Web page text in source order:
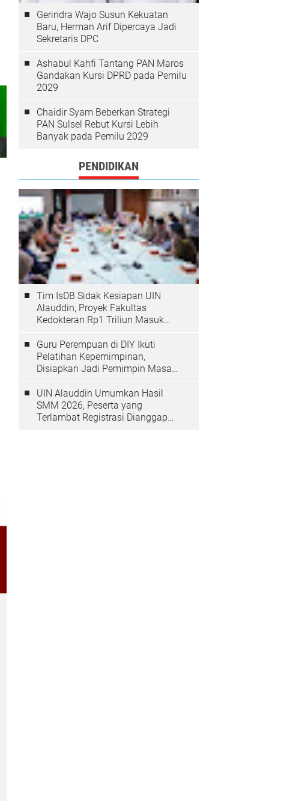
Gerindra Wajo Susun Kekuatan
Baru, Herman Arif Dipercaya Jadi
Sekretaris DPC
Ashabul Kahfi Tantang PAN Maros
Gandakan Kursi DPRD pada Pemilu
2029
Chaidir Syam Beberkan Strategi
PAN Sulsel Rebut Kursi Lebih
Banyak pada Pemilu 2029
PENDIDIKAN
Tim IsDB Sidak Kesiapan UIN
Alauddin, Proyek Fakultas
Kedokteran Rp1 Triliun Masuk
Guru Perempuan di DIY Ikuti
Pelatihan Kepemimpinan,
Disiapkan Jadi Pemimpin Masa
UIN Alauddin Umumkan Hasil
SMM 2026, Peserta yang
Terlambat Registrasi Dianggap